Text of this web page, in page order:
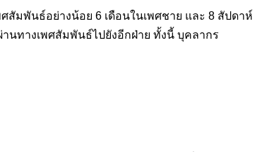
สัมพันธ์อย่างน้อย 6 เดือนในเพศชาย และ 8 สัปดาห์
นทางเพศสัมพันธ์ไปยังอีกฝ่าย ทั้งนี้ บุคลากร